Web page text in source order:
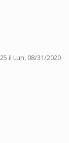
il Lun, 08/31/2020